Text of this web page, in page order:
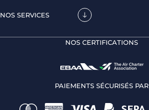
NOS SERVICES
NOS CERTIFICATIONS
PAIEMENTS SÉCURISÉS PAR